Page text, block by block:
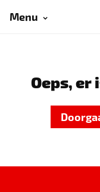
Menu
Oeps, er